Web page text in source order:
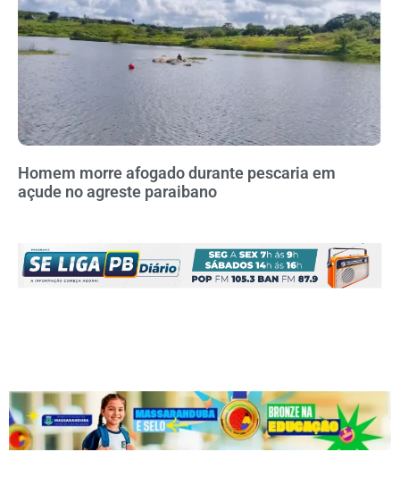
Homem morre afogado durante pescaria em
açude no agreste paraibano